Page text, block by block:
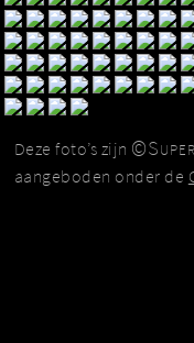
Deze foto’s zijn
aangeboden onder de